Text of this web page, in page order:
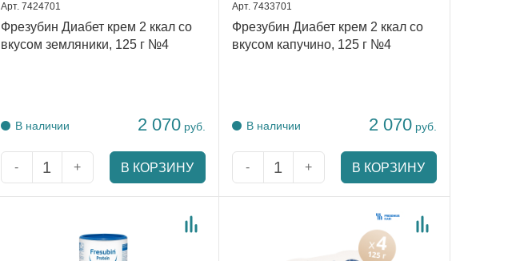
Арт. 7424701
Фрезубин Диабет крем 2 ккал со
вкусом земляники, 125 г №4
В наличии 2 070руб.
- + В КОРЗИНУ
Арт. 7433701
Фрезубин Диабет крем 2 ккал со
вкусом капучино, 125 г №4
В наличии 2 070руб.
- + В КОРЗИНУ